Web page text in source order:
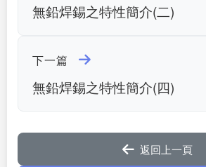
無鉛焊錫之特性簡介(二)
下一篇
無鉛焊錫之特性簡介(四)
返回上一頁